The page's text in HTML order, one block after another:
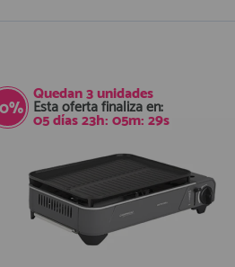
Quedan3unidades
Esta oferta finaliza en:
05días23h:05m:28s